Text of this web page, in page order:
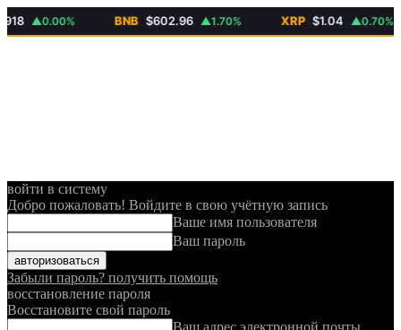
▲0.00% $602.96 ▲1.70% $1.04 ▲0.70%
войти в систему
Добро пожаловать! Войдите в свою учётную запись
Ваше имя пользователя
Ваш пароль
Забыли пароль? получить помощь
восстановление пароля
Восстановите свой пароль
Ваш адрес электронной почты